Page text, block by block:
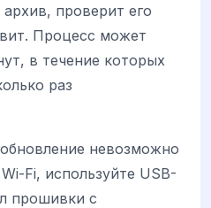
проверит его
Процесс может
в течение которых
раз
невозможно
Fi, используйте USB-
прошивки с